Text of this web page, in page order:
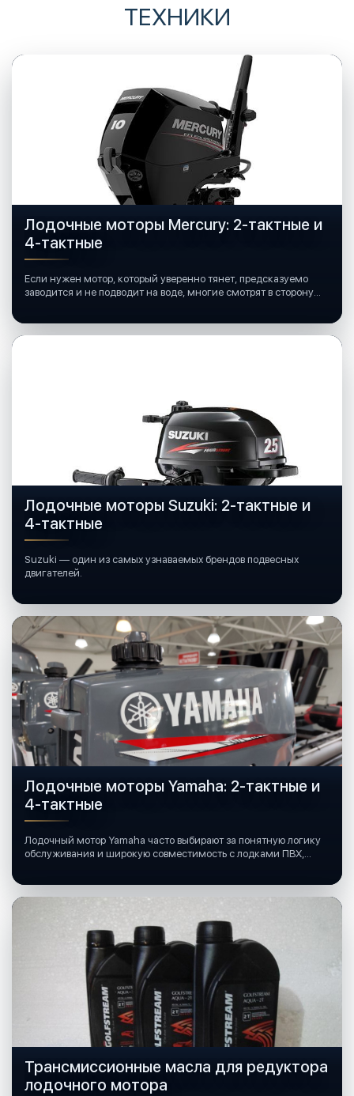
ТЕХНИКИ
Лодочные моторы Mercury: 2-тактные и
4-тактные
Если нужен мотор, который уверенно тянет, предсказуемо
заводится и не подводит на воде, многие смотрят в сторону
Лодочные моторы Suzuki: 2-тактные и
4-тактные
Suzuki — один из самых узнаваемых брендов подвесных
двигателей.
Лодочные моторы Yamaha: 2-тактные и
4-тактные
Лодочный мотор Yamaha часто выбирают за понятную логику
обслуживания и широкую совместимость с лодками ПВХ,
Трансмиссионные масла для редуктора
лодочного мотора